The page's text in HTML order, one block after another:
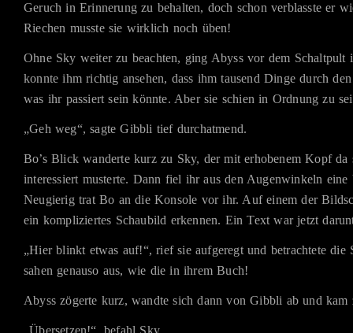
Geruch in Erinnerung zu behalten, doch schon verblasste er
Riechen musste sie wirklich noch üben!
Ohne Sky weiter zu beachten, ging Abyss vor dem
konnte ihm richtig ansehen, dass ihm tausend Dinge durch
was ihr passiert sein könnte. Aber sie schien in Ordnung zu
„Geh weg“, sagte Gibbli tief durchatmend.
Bo’s Blick wanderte kurz zu Sky, der mit erhobenem Kopf da
interessiert musterte. Dann fiel ihr aus den Augenwinkeln eine
Neugierig trat Bo an die Konsole vor ihr. Auf einem der
ein kompliziertes Schaubild erkennen. Ein Text war jetzt
„Hier blinkt etwas auf!“, rief sie aufgeregt und betrachtete die
sahen genauso aus, wie die in ihrem Buch!
Abyss zögerte kurz, wandte sich dann von Gibbli ab und kam
„Übersetzen!“, befahl Sky.